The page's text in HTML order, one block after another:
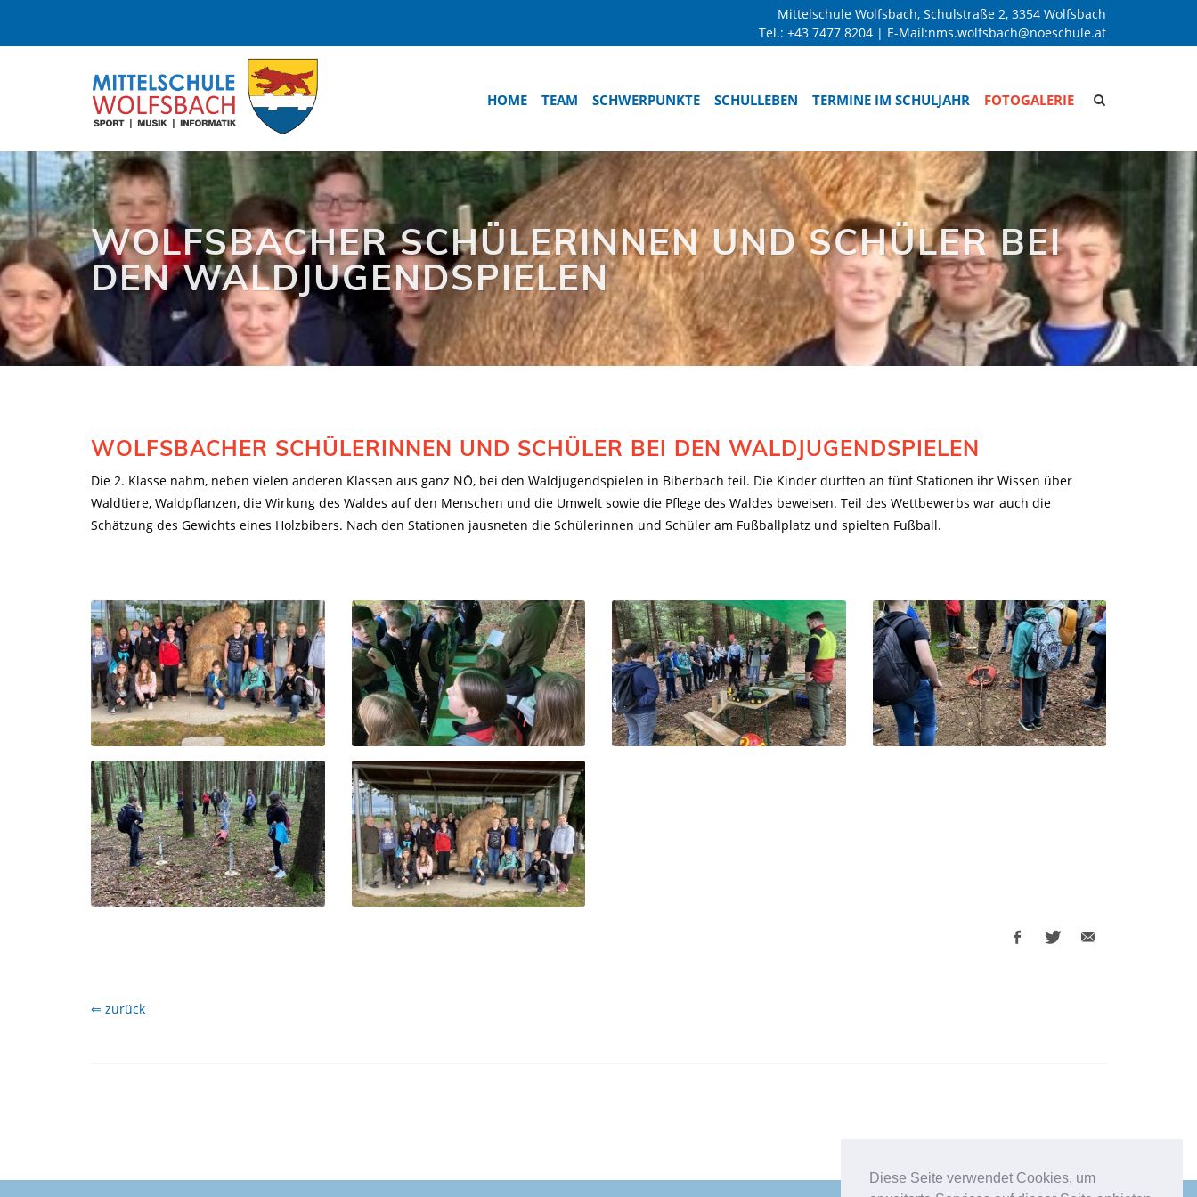
Diese Seite verwendet Cookies, um
Mittelschule Wolfsbach, Schulstraße 2, 3354 Wolfsbach
Tel.: +43 7477 8204 | E-Mail:nms.wolfsbach@noeschule.at
Site
HOME TEAM SCHWERPUNKTE SCHULLEBEN TERMINE IM SCHULJAHR FOTOGALERIE
WOLFSBACHER SCHÜLERINNEN UND SCHÜLER BEI
DEN WALDJUGENDSPIELEN
WOLFSBACHER SCHÜLERINNEN UND SCHÜLER BEI DEN WALDJUGENDSPIELEN
Die 2. Klasse nahm, neben vielen anderen Klassen aus ganz NÖ, bei den Waldjugendspielen in Biberbach teil. Die Kinder durften an fünf Stationen ihr Wissen über
Waldtiere, Waldpflanzen, die Wirkung des Waldes auf den Menschen und die Umwelt sowie die Pflege des Waldes beweisen. Teil des Wettbewerbs war auch die
Schätzung des Gewichts eines Holzbibers. Nach den Stationen jausneten die Schülerinnen und Schüler am Fußballplatz und spielten Fußball.
⇐ zurück